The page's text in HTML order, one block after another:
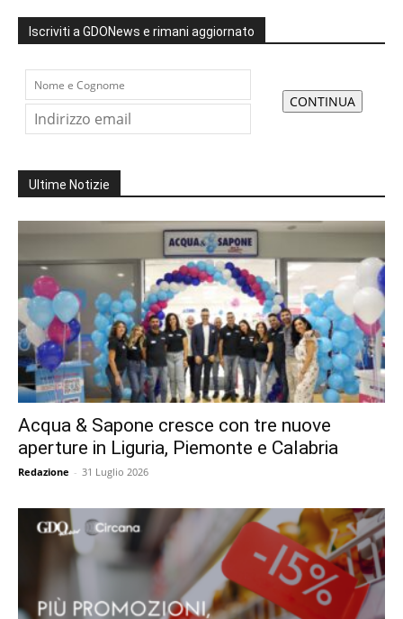
Iscriviti a GDONews e rimani aggiornato
Ultime Notizie
Acqua & Sapone cresce con tre nuove
aperture in Liguria, Piemonte e Calabria
Redazione - 31 Luglio 2026